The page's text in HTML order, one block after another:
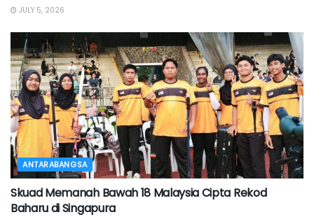
JULY 5, 2026
ANTARABANGSA
Skuad Memanah Bawah 18 Malaysia Cipta Rekod
Baharu di Singapura